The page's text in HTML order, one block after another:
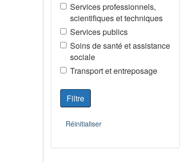
Services professionnels,
scientifiques et techniques
Services publics
Soins de santé et assistance
sociale
Transport et entreposage